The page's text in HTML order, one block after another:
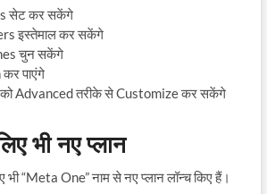
सेट कर सकेंगे
इस्तेमाल कर सकेंगे
चुन सकेंगे
पाएंगे
Advanced तरीके से Customize कर सकेंगे
भी नए प्लान
“Meta One” नाम से नए प्लान लॉन्च किए हैं।